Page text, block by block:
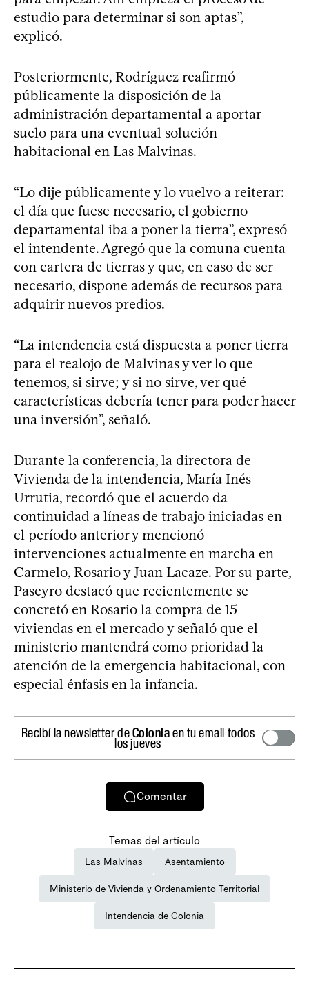
estudio para determinar si son aptas”,
explicó.
Posteriormente, Rodríguez reafirmó
públicamente la disposición de la
administración departamental a aportar
suelo para una eventual solución
habitacional en Las Malvinas.
“Lo dije públicamente y lo vuelvo a reiterar:
el día que fuese necesario, el gobierno
departamental iba a poner la tierra”, expresó
el intendente. Agregó que la comuna cuenta
con cartera de tierras y que, en caso de ser
necesario, dispone además de recursos para
adquirir nuevos predios.
“La intendencia está dispuesta a poner tierra
para el realojo de Malvinas y ver lo que
tenemos, si sirve; y si no sirve, ver qué
características debería tener para poder hacer
una inversión”, señaló.
Durante la conferencia, la directora de
Vivienda de la intendencia, María Inés
Urrutia, recordó que el acuerdo da
continuidad a líneas de trabajo iniciadas en
el período anterior y mencionó
intervenciones actualmente en marcha en
Carmelo, Rosario y Juan Lacaze. Por su parte,
Paseyro destacó que recientemente se
concretó en Rosario la compra de 15
viviendas en el mercado y señaló que el
ministerio mantendrá como prioridad la
atención de la emergencia habitacional, con
especial énfasis en la infancia.
Recibí la newsletter deColoniaen tu email todos
los jueves
Comentar
Temas del artículo
Las Malvinas Asentamiento
Ministerio de Vivienda y Ordenamiento Territorial
Intendencia de Colonia